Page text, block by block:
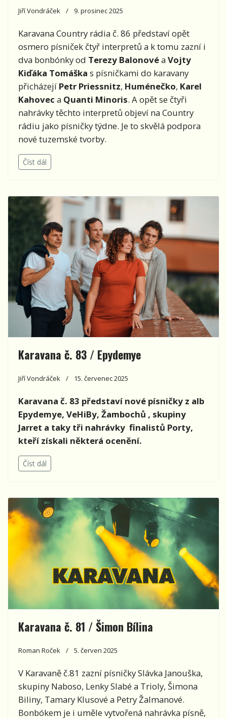
Jiří Vondráček 9. prosinec 2025
Karavana Country rádia č. 86 představí opět
osmero písniček čtyř interpretů a k tomu zazní i
dva bonbónky od Terezy BalonovéaVojty
Kiďáka Tomáška s písničkami do karavany
přicházejí Petr Priessnitz, Huménečko, Karel
Kahovec a Quanti Minoris. A opět se čtyři
nahrávky těchto interpretů objeví na Country
rádiu jako písničky týdne. Je to skvělá podpora
nové tuzemské tvorby.
Číst dál
Karavana č. 83 / Epydemye
Jiří Vondráček 15. červenec 2025
Karavana č. 83 představí nové písničky z alb
Epydemye, VeHiBy, Žambochů , skupiny
Jarret a taky tři nahrávky finalistů Porty,
kteří získali některá ocenění.
Číst dál
Karavana č. 81 / Šimon Bílina
Roman Roček 5. červen 2025
V Karavaně č.81 zazní písničky Slávka Janouška,
skupiny Naboso, Lenky Slabé a Trioly, Šimona
Biliny, Tamary Klusové a Petry Žalmanové.
Bonbókem je i uměle vytvořená nahrávka písně,